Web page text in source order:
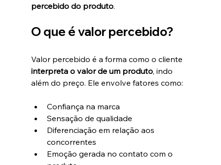
percebido do produto.
O que é valor percebido?
Valor percebido é a forma como o cliente
interpreta o valor de um produto, indo
além do preço. Ele envolve fatores como:
Confiança na marca
Sensação de qualidade
Diferenciação em relação aos
concorrentes
Emoção gerada no contato com o